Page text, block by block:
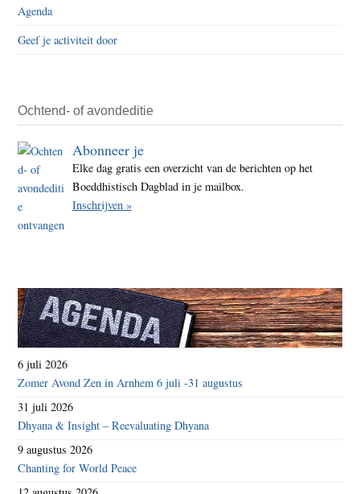
Agenda
Geef je activiteit door
Ochtend- of avondeditie
Abonneer je
Elke dag gratis een overzicht van de berichten op het
Boeddhistisch Dagblad in je mailbox.
Inschrijven »
6 juli 2026
Zomer Avond Zen in Arnhem 6 juli -31 augustus
31 juli 2026
Dhyana & Insight – Reevaluating Dhyana
9 augustus 2026
Chanting for World Peace